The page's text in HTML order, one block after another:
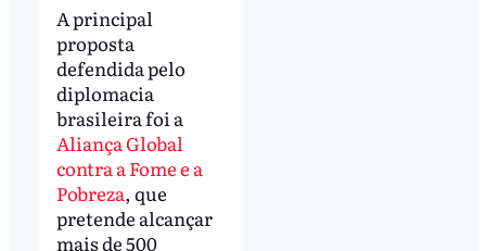
A principal
proposta
defendida pelo
diplomacia
brasileira foi a
Aliança Global
contra a Fome e a
Pobreza, que
pretende alcançar
mais de 500